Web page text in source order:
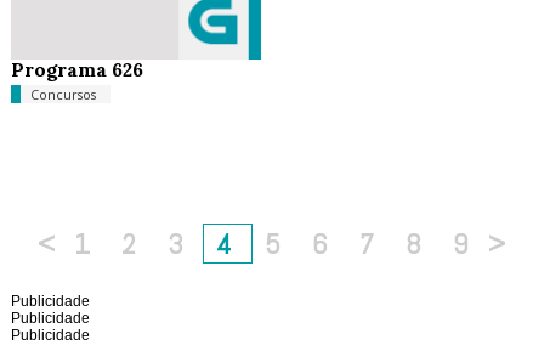
Programa 626
Concursos
< 1 2 3 4 5 6 7 8 9 >
Publicidade
Publicidade
Publicidade